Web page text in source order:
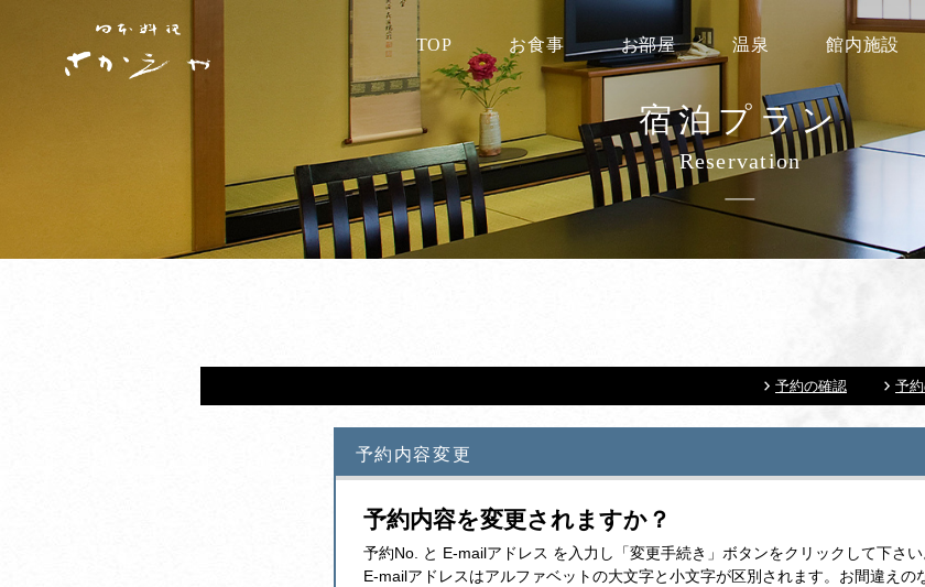
TOP お食事 お部屋 温泉 館内施設
宿泊プラン
Reservation
予約の確認 予
予約内容変更
予約内容を変更されますか？
予約No. と E-mailアドレス を入力し「変更手続き」ボタンをクリックして下さい
E-mailアドレスはアルファベットの大文字と小文字が区別されます。お間違えの